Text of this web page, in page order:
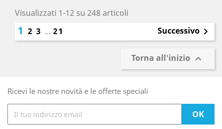
Visualizzati 1-12 su 248 articoli
1 2 3 … 21 Successivo 
Torna all'inizio 
Ricevi le nostre novità e le offerte speciali